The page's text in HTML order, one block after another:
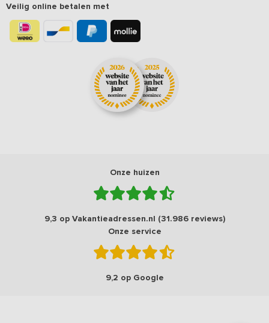
Veilig online betalen met
Onze huizen
9,3 op Vakantieadressen.nl (31.986 reviews)
Onze service
9,2 op Google